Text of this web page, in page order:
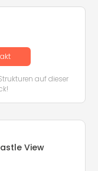
auf dieser
View